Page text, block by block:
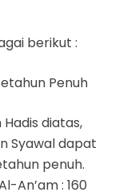
berikut :
Penuh
diatas,
Syawal dapat
penuh.
An’am : 160